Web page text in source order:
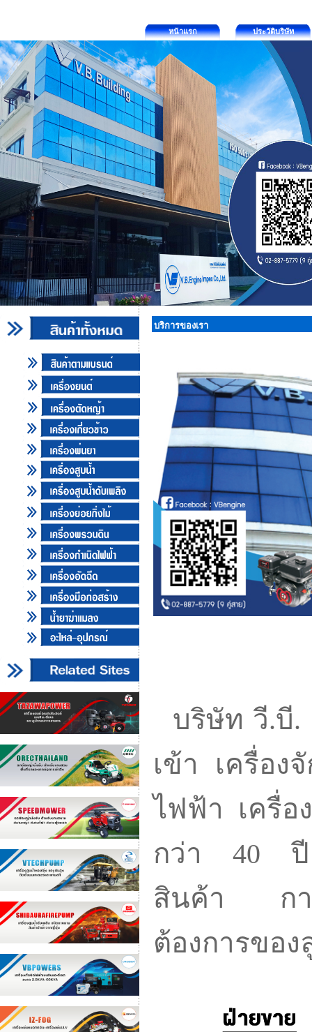
หน้าแรก ประวัติบริษัท
บริการของเรา
บริษัท วี.บี.
เข้า เครื่อง
ไฟฟ้า เครื่อ
กว่า 40 ปี
สินค้า การ
ต้องการของ